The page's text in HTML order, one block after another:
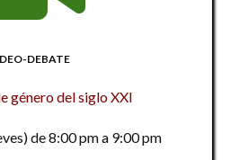
DEBATE
género del siglo XXI
de 8:00 pm a 9:00 pm